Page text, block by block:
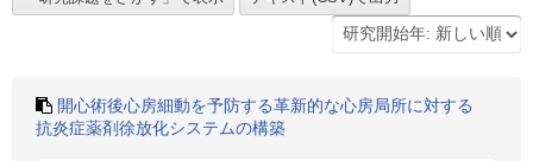
開心術後心房細動を予防する革新的な心房局所に対する
抗炎症薬剤徐放化システムの構築